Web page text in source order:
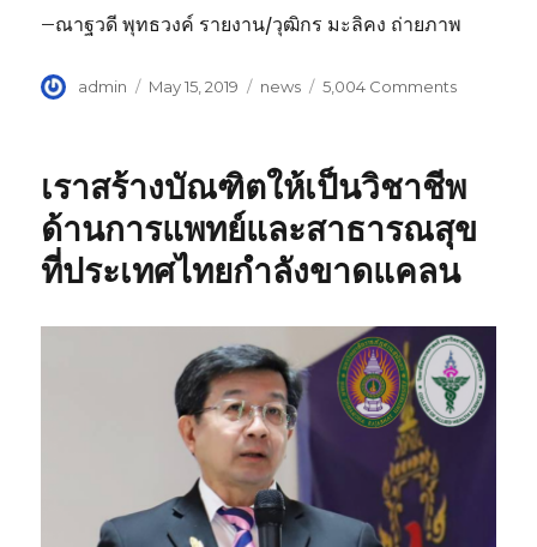
–ณาฐวดี พุทธวงค์ รายงาน/วุฒิกร มะลิคง ถ่ายภาพ
Author
admin
Posted
May 15, 2019 Categories
news 5,004 Comments
แผน
และ
ประกัน
คุณภาพ
ด้วย
คณะ
ทำงาน
ลงพื้น
เราสร้างบัณฑิตให้เป็นวิชาชีพ
ด้านการแพทย์และสาธารณสุข
ที่ประเทศไทยกำลังขาดแคลน